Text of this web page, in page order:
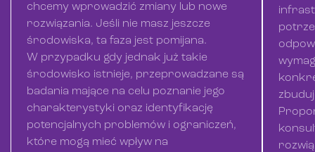
chcemy wprowadzić zmiany lub nowe
rozwiązania. Jeśli nie masz jeszcze
środowiska, ta faza jest pomijana.
W przypadku gdy jednak już takie
środowisko istnieje, przeprowadzane są
badania mające na celu poznanie jego
charakterystyki oraz identyfikację
potencjalnych problemów i ograniczeń,
które mogą mieć wpływ na